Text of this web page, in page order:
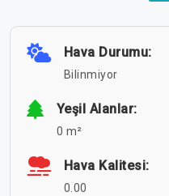
Hava Durumu:
Bilinmiyor
Yeşil Alanlar:
0 m²
Hava Kalitesi:
0.00